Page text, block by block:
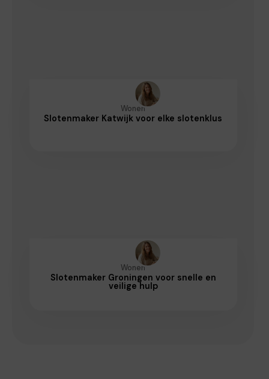
Wonen
Slotenmaker Katwijk voor elke slotenklus
Wonen
Slotenmaker Groningen voor snelle en
veilige hulp